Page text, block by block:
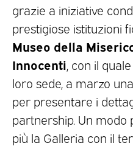
grazie a iniziative
prestigiose istituzioni
Museo della
Innocenti , con il
loro sede, a marzo
per presentare i
partnership. Un
più la Galleria con il